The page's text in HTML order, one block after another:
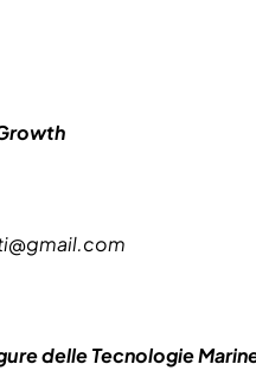
delle Tecnologie